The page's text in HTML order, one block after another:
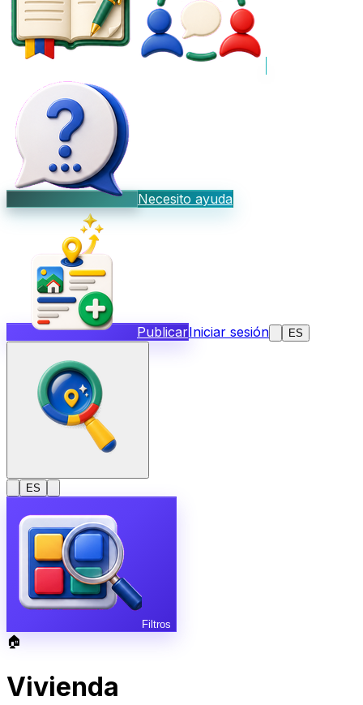
Necesito ayuda
PublicarIniciar sesión ES
ES
Filtros
🏠
Vivienda